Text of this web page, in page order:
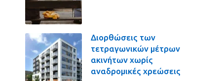
Διορθώσεις των
τετραγωνικών μέτρων
ακινήτων χωρίς
αναδρομικές χρεώσεις